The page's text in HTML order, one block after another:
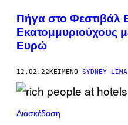
Πήγα στο Φεστιβάλ
Εκατομμυριούχους
Ευρώ
12.02.22ΚΕΊΜΕΝΟ SYDNEY LIMA
Διασκέδαση